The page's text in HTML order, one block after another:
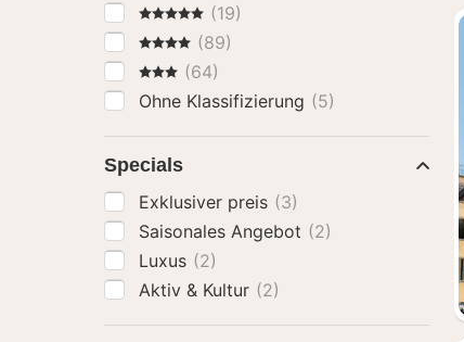
5 Sterne (19)
4 Sterne(89)
3 Sterne
(64)
Ohne Klassifizierung (5)
Specials
Exklusiver preis (3)
Saisonales Angebot (2)
Luxus (2)
Aktiv & Kultur (2)